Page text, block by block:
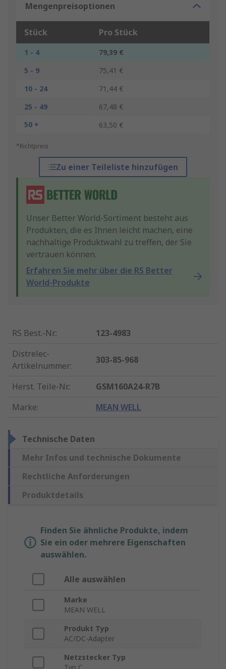
Mengenpreisoptionen
Stück Pro Stück
1 - 4
79,39 €
5 - 9
75,41 €
10 - 24
71,44 €
25 - 49
67,48 €
50 +
63,50 €
*Richtpreis
Zu einer Teileliste hinzufügen
Unser Better World-Sortiment besteht aus
Produkten, die es Ihnen leicht machen, eine
nachhaltige Produktwahl zu treffen, der Sie
vertrauen können.
Erfahren Sie mehr über die RS Better
World-Produkte
RS Best.-Nr.:
123-4983
Distrelec-
Artikelnummer:
303-85-968
Herst. Teile-Nr.:
GSM160A24-R7B
Marke: MEAN WELL
Technische Daten
Mehr Infos und technische Dokumente
Rechtliche Anforderungen
Produktdetails
Finden Sie ähnliche Produkte, indem
Sie ein oder mehrere Eigenschaften
auswählen.
Alle auswählen
Marke
MEAN WELL
Produkt Typ
AC/DC-Adapter
Netzstecker Typ